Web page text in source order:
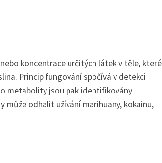
koncentrace určitých látek v těle, které
Princip fungování spočívá v detekci
metabolity jsou pak identifikovány
odhalit užívání marihuany, kokainu,